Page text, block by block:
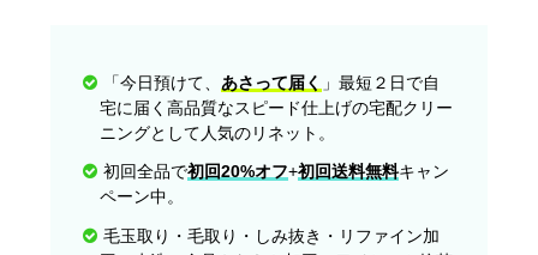
「今日預けて、 あさって届く 」最短２日で自
宅に届く高品質なスピード仕上げの宅配クリー
ニングとして人気のリネット。
初回全品で初回20%オフ+初回送料無料キャン
ペーン中。
毛玉取り・毛取り・しみ抜き・リファイン加